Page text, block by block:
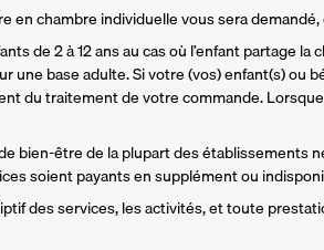
en chambre individuelle vous sera
de 2 à 12 ans au cas où l’enfant partage
une base adulte. Si votre (vos) enfant(s) ou
du traitement de votre commande.
bien-être de la plupart des établissements
soient payants en supplément ou
des services, les activités, et toute